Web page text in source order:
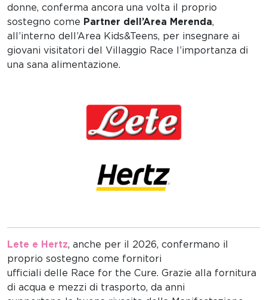
donne, conferma ancora una volta il proprio
sostegno come Partner dell’Area Merenda,
all’interno dell’Area Kids&Teens, per insegnare ai
giovani visitatori del Villaggio Race l’importanza di
una sana alimentazione.
Lete e Hertz, anche per il 2026, confermano il
proprio sostegno come fornitori
ufficiali delle Race for the Cure. Grazie alla fornitura
di acqua e mezzi di trasporto, da anni